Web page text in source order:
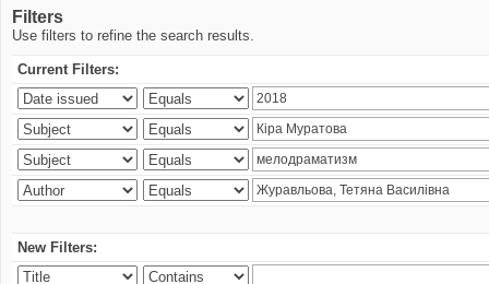
Filters
Use filters to refine the search results.
Current Filters:
New Filters: